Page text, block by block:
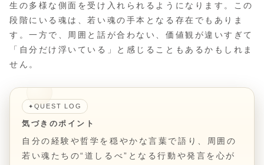
生の多様な側面を受け入れられるようになります。この
段階にいる魂は、若い魂の手本となる存在でもありま
す。一方で、周囲と話が合わない、価値観が違いすぎて
「自分だけ浮いている」と感じることもあるかもしれま
せん。
✦ QUEST LOG
気づきのポイント
自分の経験や哲学を穏やかな言葉で語り、周囲の
若い魂たちの“道しるべ”となる行動や発言を心が